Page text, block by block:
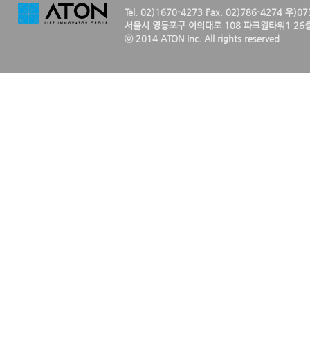
Tel. 02)1670-4273 Fax. 02)786-4274 우
서울시 영등포구 여의대로 108 파크원타워1 26
ⓒ 2014 ATON Inc. All rights reserved